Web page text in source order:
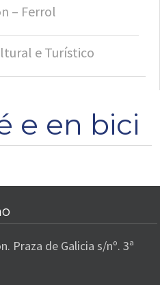
– Ferrol
e Turístico
e en bici
Praza de Galicia s/nº. 3ª